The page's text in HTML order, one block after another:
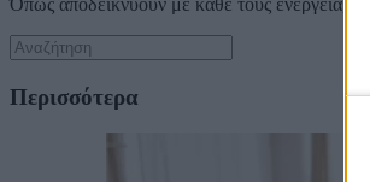
Περισσότερα